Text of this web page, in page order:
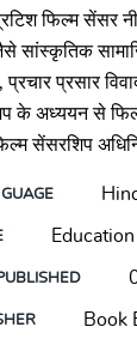
फिल्म सेंसर
सांस्कृतिक
प्रचार प्रसार
के अध्ययन से
सेंसरशिप
Education
Book